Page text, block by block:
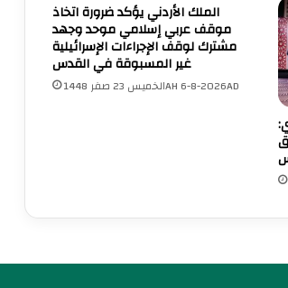
ل
ه
ج
و
م
و
ل
الملك الأردني يؤكد ضرورة اتخاذ
موقف عربي إسلامي موحد وجهد
مشترك لوقف الإجراءات الإسرائيلية
غير المسبوقة في القدس
الخميس 23 صفر 1448AH 6-8-2026AD